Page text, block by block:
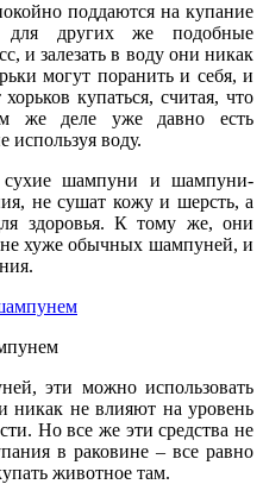
поддаются на купание
других же подобные
и залезать в воду они никак
могут поранить и себя, и
купаться, считая, что
же деле уже давно есть
воду.
сухие шампуни и шампуни-
не сушат кожу и шерсть, а
здоровья. К тому же, они
не хуже обычных шампуней, и
эти можно использовать
никак не влияют на уровень
Но все же эти средства не
в раковине – все равно
животное там.